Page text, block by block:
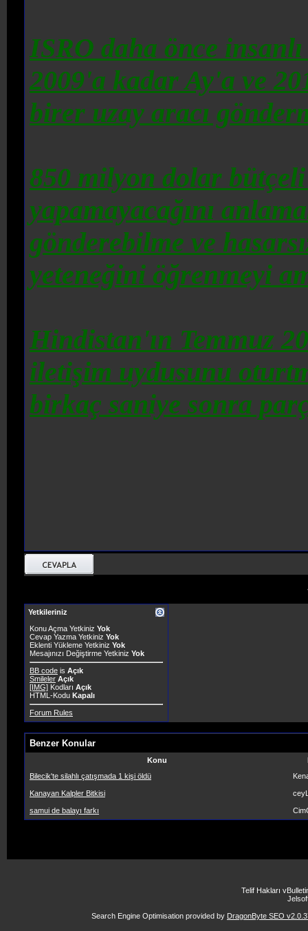
ISRO daha önce
2009'a kadar Ay'a ve
birer uzay aracı
850 milyon dolar
yapamayacağını
gönderebilme ve
yeteneğini öğrenmeyi
Hindistan'ın Temmuz
iletişim uydusunu
birkaç saniye sonra
Yetkileriniz
Konu Açma Yetkiniz Yok
Cevap Yazma Yetkiniz Yok
Eklenti Yükleme Yetkiniz Yok
Mesajınızı Değiştirme Yetkiniz Yok
BB code is Açık
Smileler Açık
[IMG] Kodları Açık
HTML-Kodu Kapalı
Forum Rules
Benzer Konular
Konu
Bilecik'te silahlı çatışmada 1 kişi öldü
Kanayan Kalpler Bitkisi
samui de balayı farkı
Telif Hakları
Search Engine Optimisation provided by DragonByte SEO